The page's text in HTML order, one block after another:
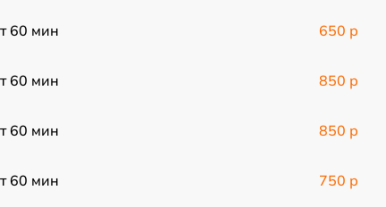
60 мин 650 р
60 мин 850 р
60 мин 850 р
60 мин 750 р